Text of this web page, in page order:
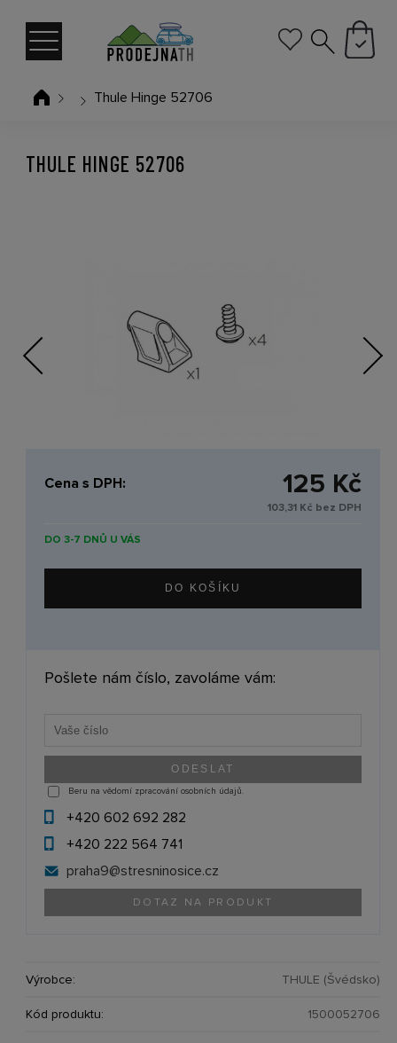
Thule Hinge 52706
Previous Next
THULE HINGE 52706
Cena s DPH: 125 Kč
103,31 Kč bez DPH
DO 3-7 DNŮ U VÁS
Pošlete nám číslo, zavoláme vám:
Beru na vědomí zpracování osobních údajů.
+420 602 692 282
+420 222 564 741
praha9@stresninosice.cz
DOTAZ NA PRODUKT
Výrobce: THULE (Švédsko)
Kód produktu: 1500052706